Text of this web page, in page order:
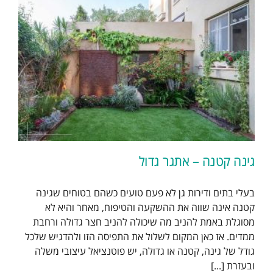
גינה קטנה – אתגר גדול
בעלי בתים ודירות גן לא פעם טועים כשהם בטוחים שגינה
קטנה אינה שווה את ההשקעה והטיפוח, מאחר והיא לא
מסוגלת באמת להניב מה שיכולה להניב חצר גדולה ורחבת
ממדים. אז כאן המקום לשלול את התפיסה הזו ולהדגיש שלכל
גודל של גינה, קטנה או גדולה, יש פוטנציאל עיצובי משלה
ובעזרת [...]